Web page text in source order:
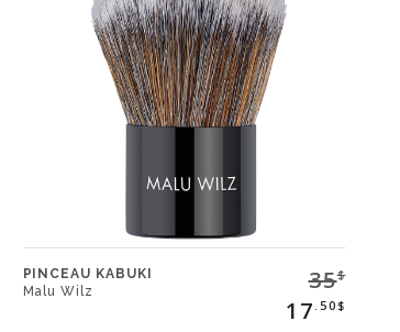
PINCEAU KABUKI
Malu Wilz
35$
17.50$